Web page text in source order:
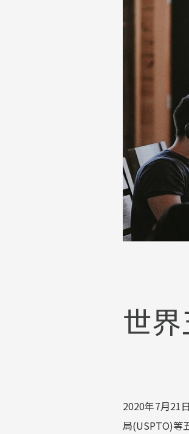
世
2020年7月21
局(USPTO)等